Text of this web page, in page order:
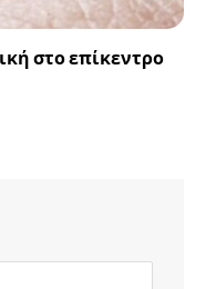
στο επίκεντρο